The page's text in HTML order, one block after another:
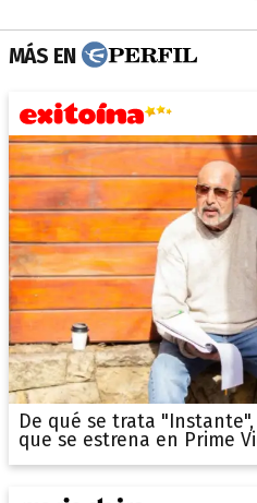
MÁS EN
De qué se trata
que se estrena en Prime